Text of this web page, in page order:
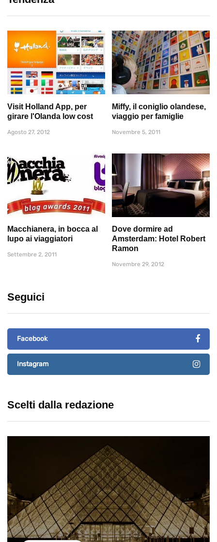
Visit Holland App, per
girare l'Olanda low cost
Agosto 27, 2012
Miffy, il coniglio olandese,
viaggio per famiglie
Novembre 5, 2011
Macchianera, in bocca al
lupo ai viaggiatori
Settembre 2, 2011
Dove dormire ad
Amsterdam: Hotel Robert
Ramon
Novembre 29, 2012
Seguici
Facebook
Instagram
Scelti dalla redazione